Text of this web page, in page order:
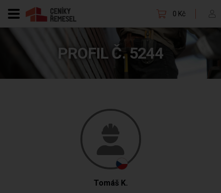
0 Kč
PROFIL Č. 5244
Tomáš K.